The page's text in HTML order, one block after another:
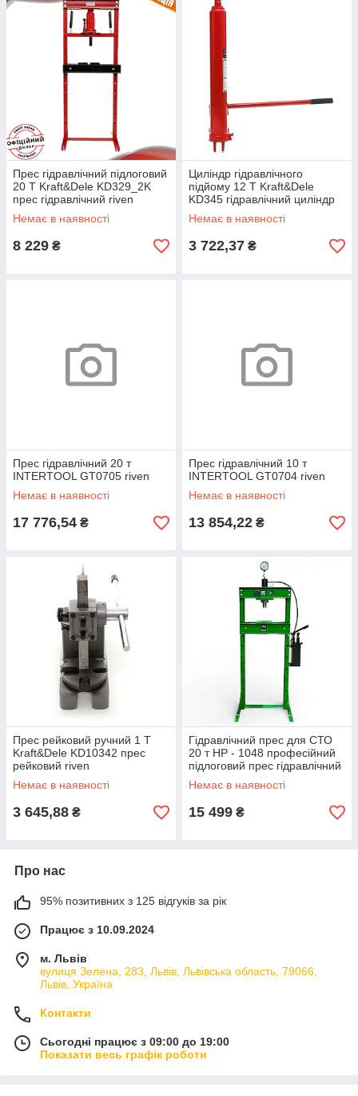
Прес гідравлічний підлоговий
20 Т Kraft&Dele KD329_2K
прес гідравлічний riven
Немає в наявності
8 229 ₴
Циліндр гідравлічного
підйому 12 Т Kraft&Dele
KD345 гідравлічний циліндр
прямої дії riven
Немає в наявності
3 722,37 ₴
Прес гідравлічний 20 т
INTERTOOL GT0705 riven
Немає в наявності
17 776,54 ₴
Прес гідравлічний 10 т
INTERTOOL GT0704 riven
Немає в наявності
13 854,22 ₴
Прес рейковий ручний 1 Т
Kraft&Dele KD10342 прес
рейковий riven
Немає в наявності
3 645,88 ₴
Гідравлічний прес для СТО
20 т HP - 1048 професійний
підлоговий прес гідравлічний
вертикальний прес
Немає в наявності
15 499 ₴
Про нас
95% позитивних з 125 відгуків за рік
Працює з 10.09.2024
м. Львів
вулиця Зелена, 283, Львів, Львівська область, 79066,
Львів, Україна
Контакти
Сьогодні працює з 09:00 до 19:00
Показати весь графік роботи